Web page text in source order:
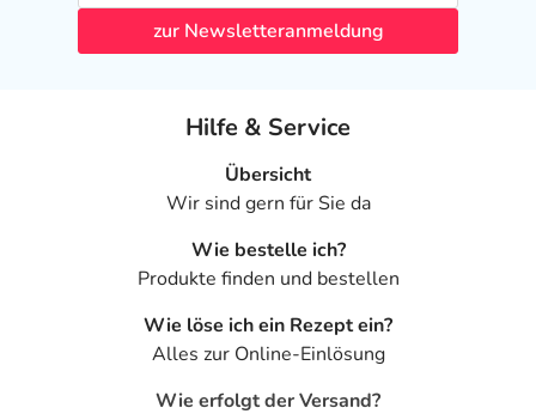
Injektion
- Schmerzen an der Einstichstelle
- Hyperthermie (Störungen der Wärmeregulation)
- Anfälle von Atemnot
- Blutdruckabfall
- Bluterbrechen
- Rötungen und Verfärbungen an der Einstichstelle
zur Newsletteranmeldung
Hilfe & Service
Übersicht
Wir sind gern für Sie da
Wie bestelle ich?
Produkte finden und bestellen
Wie löse ich ein Rezept ein?
Alles zur Online-Einlösung
Wie erfolgt der Versand?